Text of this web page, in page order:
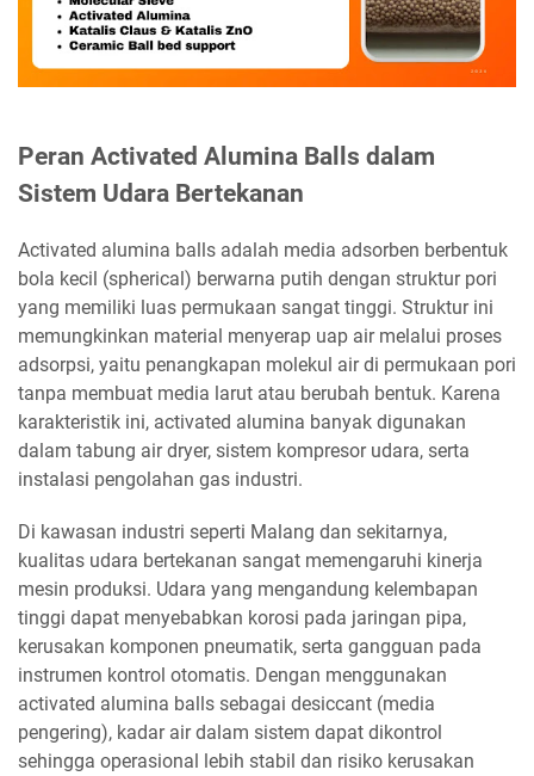
Peran Activated Alumina Balls dalam
Sistem Udara Bertekanan
Activated alumina balls adalah media adsorben berbentuk
bola kecil (spherical) berwarna putih dengan struktur pori
yang memiliki luas permukaan sangat tinggi. Struktur ini
memungkinkan material menyerap uap air melalui proses
adsorpsi, yaitu penangkapan molekul air di permukaan pori
tanpa membuat media larut atau berubah bentuk. Karena
karakteristik ini, activated alumina banyak digunakan
dalam tabung air dryer, sistem kompresor udara, serta
instalasi pengolahan gas industri.
Di kawasan industri seperti Malang dan sekitarnya,
kualitas udara bertekanan sangat memengaruhi kinerja
mesin produksi. Udara yang mengandung kelembapan
tinggi dapat menyebabkan korosi pada jaringan pipa,
kerusakan komponen pneumatik, serta gangguan pada
instrumen kontrol otomatis. Dengan menggunakan
activated alumina balls sebagai desiccant (media
pengering), kadar air dalam sistem dapat dikontrol
sehingga operasional lebih stabil dan risiko kerusakan